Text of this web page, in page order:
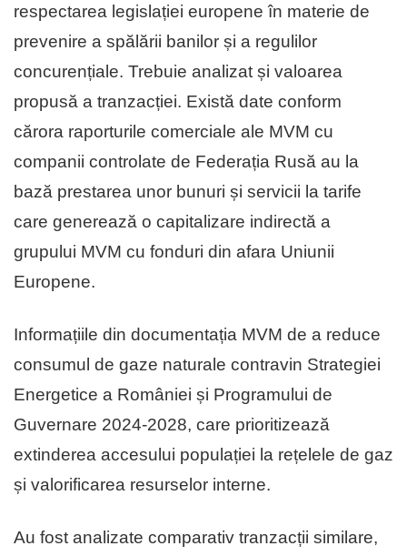
respectarea legislației europene în materie de
prevenire a spălării banilor și a regulilor
concurențiale. Trebuie analizat și valoarea
propusă a tranzacției. Există date conform
cărora raporturile comerciale ale MVM cu
companii controlate de Federația Rusă au la
bază prestarea unor bunuri și servicii la tarife
care generează o capitalizare indirectă a
grupului MVM cu fonduri din afara Uniunii
Europene.
Informațiile din documentația MVM de a reduce
consumul de gaze naturale contravin Strategiei
Energetice a României și Programului de
Guvernare 2024-2028, care prioritizează
extinderea accesului populației la rețelele de gaz
și valorificarea resurselor interne.
Au fost analizate comparativ tranzacții similare,